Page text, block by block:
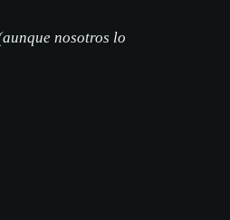
aunque nosotros lo